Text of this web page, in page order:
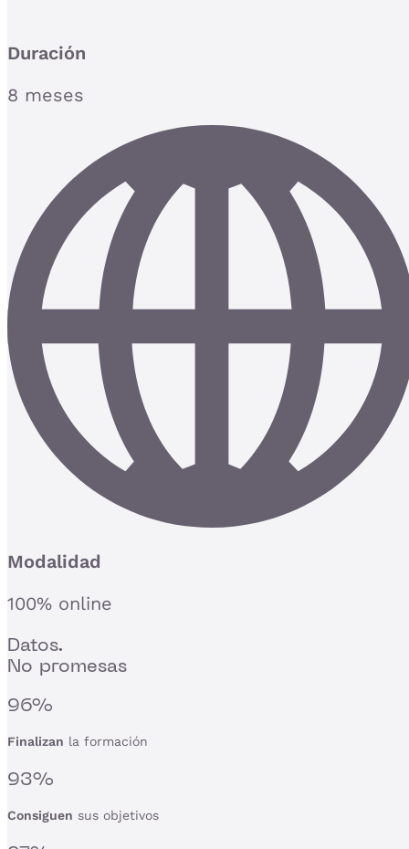
Duración
8 meses
Modalidad
100% online
Datos.
No promesas
96%
Finalizan la formación
93%
Consiguen sus objetivos